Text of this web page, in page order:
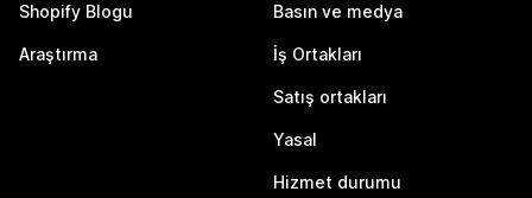
Shopify Blogu
Araştırma
Basın ve medya
İş Ortakları
Satış ortakları
Yasal
Hizmet durumu